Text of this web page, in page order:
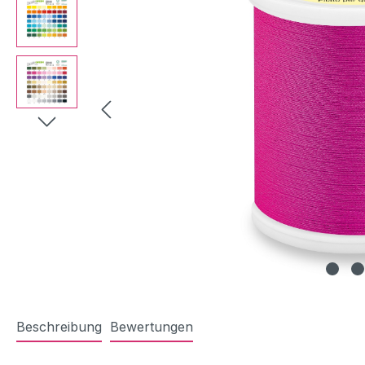
Beschreibung Bewertungen